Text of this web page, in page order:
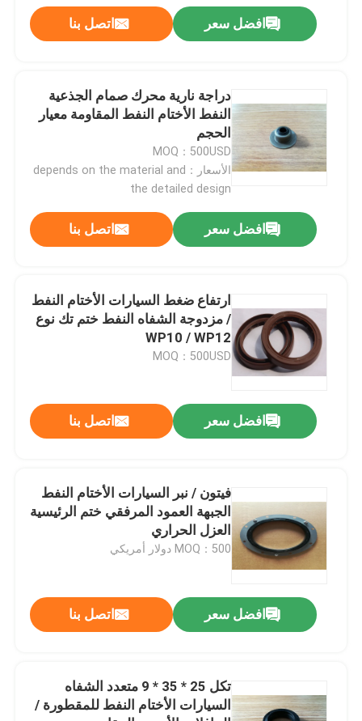
الصفحة الرئيسية
معلومات عنا
جولة في المعمل
اتصل بنا
اطلب اقتباس
مطّاط زيت ختم صوف
شاحنة الأختام النفط
افضل سعر اتصل بنا
دراجة نارية محرك صمام الجذعية
النفط الأختام النفط المقاومة معيار
الحجم
MOQ：500USD
الأسعار：depends on the material and
the detailed design
افضل سعر اتصل بنا
ارتفاع ضغط السيارات الأختام النفط
/ مزدوجة الشفاه النفط ختم تك نوع
WP10 / WP12
MOQ：500USD
افضل سعر اتصل بنا
فيتون / نبر السيارات الأختام النفط
الجبهة العمود المرفقي ختم الرئيسية
العزل الحراري
MOQ：500 دولار أمريكي
افضل سعر اتصل بنا
تكل 25 * 35 * 9 متعدد الشفاه
السيارات الأختام النفط للمقطورة /